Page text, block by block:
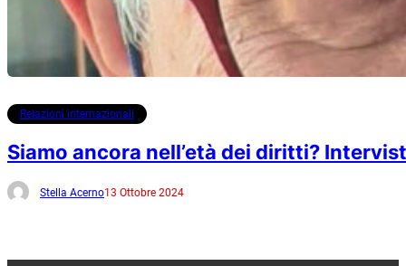
Relazioni internazionali
Siamo ancora nell’età dei diritti?
Stella Acerno13 Ottobre 2024